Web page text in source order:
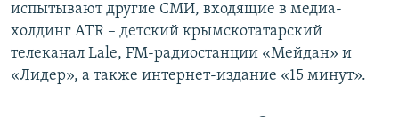
испытывают другие СМИ, входящие в медиа-
холдинг ATR – детский крымскотатарский
телеканал Lale, FM-радиостанции «Мейдан» и
«Лидер», а также интернет-издание «15 минут».